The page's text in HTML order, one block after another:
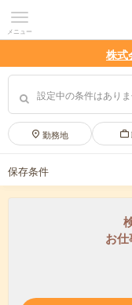
メニュー
株式
設定中の条件はあり
勤務地
保存条件
お